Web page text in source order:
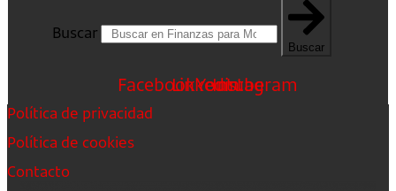
Buscar
Buscar
FacebookLinkedin
Youtube
Instagram
Política de privacidad
Política de cookies
Contacto